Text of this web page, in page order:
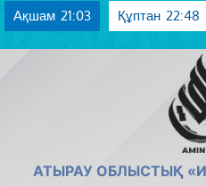
Ақшам 21:03 Құптан 22:48
АТЫРАУ ОБЛЫСТЫҚ